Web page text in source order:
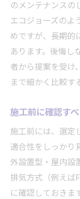
スムー
のメンテナンスの
エコジョーズのよ
めですが、長期的
あります。後悔し
者から提案を受け
まで細かく比較す
施工前に確認す
施工前には、選定
適合性をしっかり
外設置型・屋内設
排気方式（例えば
に確認しておきま